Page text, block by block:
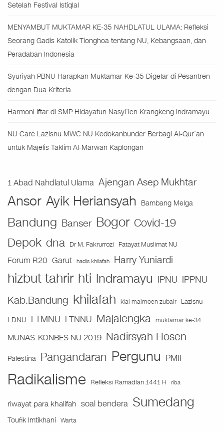
Setelah Festival Istiqlal
MENYAMBUT MUKTAMAR KE-35 NAHDLATUL ULAMA: Refleksi
Seorang Gadis Katolik Tionghoa tentang NU, Kebangsaan, dan
Peradaban Indonesia
Syuriyah PBNU Harapkan Muktamar Ke-35 Digelar di Pesantren
dengan Dua Kriteria
Harmoni Iftar di SMP Hidayatun Nasyi’ien Krangkeng Indramayu
NU Care Lazisnu MWC NU Kedokanbunder Berbagi Al-Qur’an
untuk Majelis Taklim Al-Marwan Kaplongan
1 Abad Nahdlatul Ulama Ajengan Asep Mukhtar
Ansor Ayik Heriansyah Bambang Melga
Bandung Banser Bogor Covid-19
Depok dna Dr M. Fakrurrozi Fatayat Muslimat NU
Forum R20 Garut hadis khilafah Harry Yuniardi
hizbut tahrir hti Indramayu IPNU IPPNU
Kab.Bandung khilafah kiai maimoen zubair
Lazisnu
LDNU LTMNU LTNNU Majalengka muktamar ke-34
MUNAS-KONBES NU 2019 Nadirsyah Hosen
Palestina Pangandaran Pergunu PMII
Radikalisme Refleksi Ramadlan 1441 H riba
riwayat para khalifah soal bendera Sumedang
Toufik Imtikhani Warta